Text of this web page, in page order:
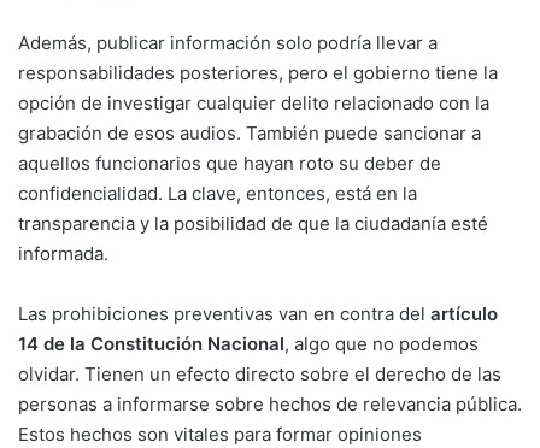
Además, publicar información solo podría llevar a
responsabilidades posteriores, pero el gobierno tiene la
opción de investigar cualquier delito relacionado con la
grabación de esos audios. También puede sancionar a
aquellos funcionarios que hayan roto su deber de
confidencialidad. La clave, entonces, está en la
transparencia y la posibilidad de que la ciudadanía esté
informada.
Las prohibiciones preventivas van en contra del artículo
14 de la Constitución Nacional, algo que no podemos
olvidar. Tienen un efecto directo sobre el derecho de las
personas a informarse sobre hechos de relevancia pública.
Estos hechos son vitales para formar opiniones